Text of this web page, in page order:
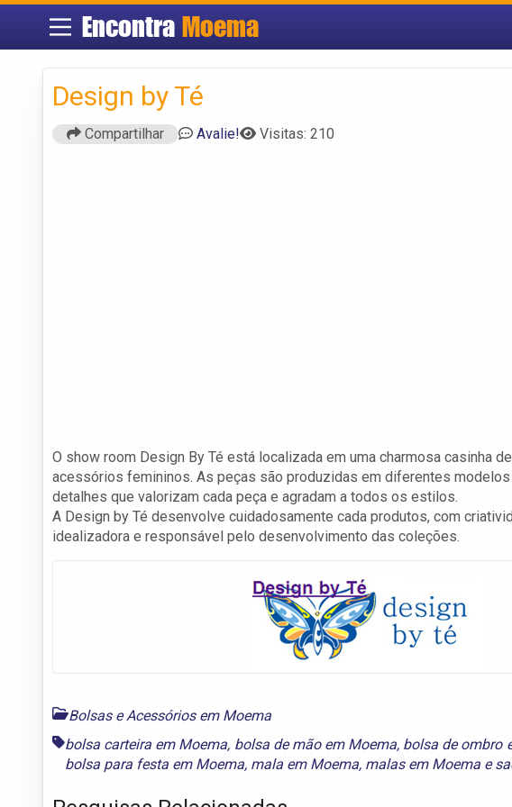
Encontra Moema
Design by Té
Compartilhar Avalie! Visitas: 210
O show room Design By Té está localizada em uma charmosa casinha
acessórios femininos. As peças são produzidas em diferentes
detalhes que valorizam cada peça e agradam a todos os estilos.
A Design by Té desenvolve cuidadosamente cada produtos, com
idealizadora e responsável pelo desenvolvimento das coleções.
Bolsas e Acessórios em Moema
bolsa carteira em Moema, bolsa de mão em Moema, bolsa de ombro
bolsa para festa em Moema, mala em Moema, malas em Moema e